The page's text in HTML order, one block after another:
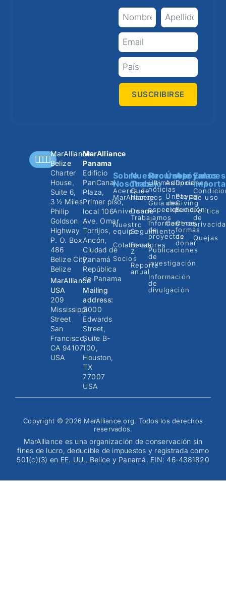
SUSCRIBIRSE
MarAlliance
Belize
Charter
House,
Suite 6,
3 ½ Miles
Philip
Goldson
Highway
P. O. Box
486
Belize City,
Belize
MarAlliance
USA
209
Mississippi
Street
San
Francisco,
CA 94107
USA
MarAlliance
Panama
Edificio
PanCanal
Plaza,
Primer piso,
local 106
Ave. Omar
Torrijos,
Ancón,
Ciudad de
Panamá
República
de Panama
Mailing
address:
2000
Edwards
Street,
Suite B-
100,
Houston,
TX
77007
USA
Sobre
Nosotros
Acerca de
MarAlliance
Aniversario
Nuestro
equipo
Colaboradores
Socios
Nuestro
Trabajo
Qué
hacemos
Donde
Trabajamos
Seguimiento
Becas
Z
Reporte
anual
Recursos
Últimas
noticias
Guía de
especies
Informes
de
proyectos
Publicaciones
de
investigación
Información
de
divulgación
Únete
Adopciones
Únete a
una
expedición
Carreras
Apóyanos
Donar
Paypal
Giving
Fund
Otras
formas
de
donar
Enlaces
de uso
Política
de
Quejas
Copyright © 2026 MarAlliance.org. Todos los derechos
reservados.
MarAlliance es una organización de conservación sin
fines de lucro, deducible de impuestos y registrada como
501(c)(3) en EE. UU., Belice y Panamá. EIN: 46-4381820